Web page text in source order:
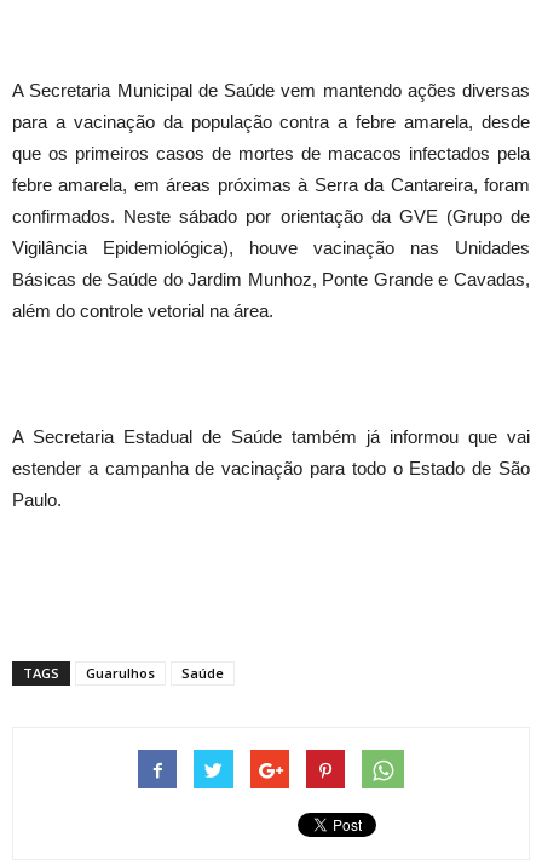
A Secretaria Municipal de Saúde vem mantendo ações diversas
para a vacinação da população contra a febre amarela, desde
que os primeiros casos de mortes de macacos infectados pela
febre amarela, em áreas próximas à Serra da Cantareira, foram
confirmados. Neste sábado por orientação da GVE (Grupo de
Vigilância Epidemiológica), houve vacinação nas Unidades
Básicas de Saúde do Jardim Munhoz, Ponte Grande e Cavadas,
além do controle vetorial na área.
A Secretaria Estadual de Saúde também já informou que vai
estender a campanha de vacinação para todo o Estado de São
Paulo.
TAGS Guarulhos Saúde